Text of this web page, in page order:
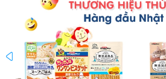
prev